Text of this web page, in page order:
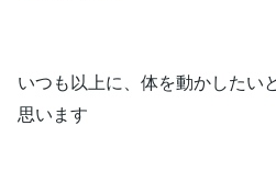
いつも以上に、体を動かしたい
思います